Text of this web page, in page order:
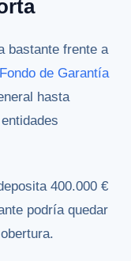
bastante frente a
Fondo de Garantía
hasta
400.000 €
podría quedar